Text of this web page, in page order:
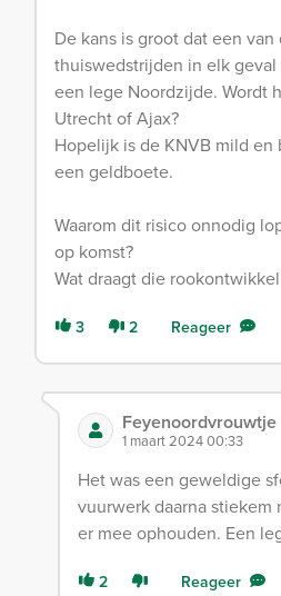
De kans is groot dat een
thuiswedstrijden in elk
een lege Noordzijde. Wordt
Utrecht of Ajax?
Hopelijk is de KNVB mild
een geldboete.
Waarom dit risico onnodig
op komst?
Wat draagt die
3 2 Reageer
Feyenoordvrouwtje
1 maart 2024 00:33
Het was een geweldige
vuurwerk daarna stiekem
er mee ophouden. Een
2 Reageer